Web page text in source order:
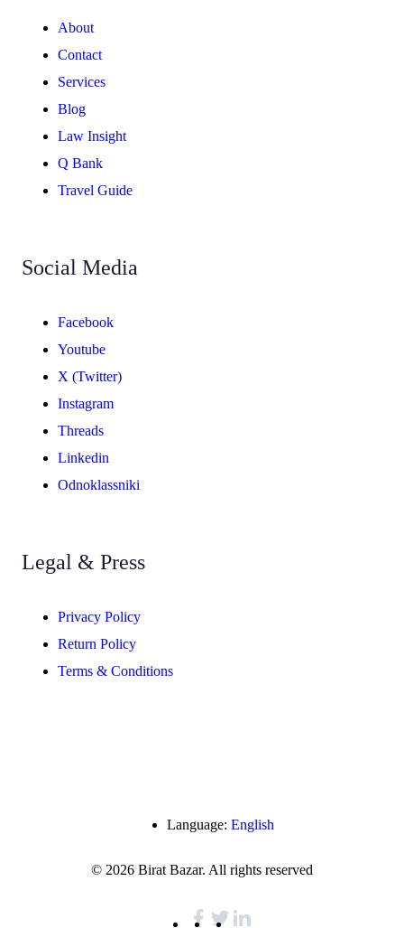
About
Contact
Services
Blog
Law Insight
Q Bank
Travel Guide
Social Media
Facebook
Youtube
X (Twitter)
Instagram
Threads
Linkedin
Odnoklassniki
Legal & Press
Privacy Policy
Return Policy
Terms & Conditions
Language: English
© 2026 Birat Bazar. All rights reserved